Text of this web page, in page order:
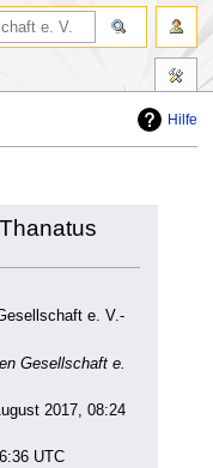
Hilfe
e. V.-
Gesellschaft e.
2017, 08:24
UTC